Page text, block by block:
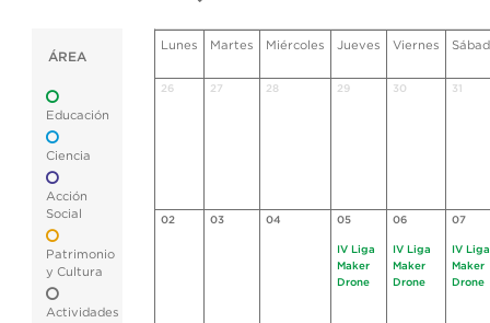
ÁREA
Educación
Ciencia
Acción
Social
Patrimonio
y Cultura
Actividades
Lunes Martes Miércoles Jueves Viernes
26 27 28 29 30 31
02 03 04 05
IV Liga
Maker
Drone
06
IV Liga
Maker
Drone
07
IV Liga
Maker
Drone